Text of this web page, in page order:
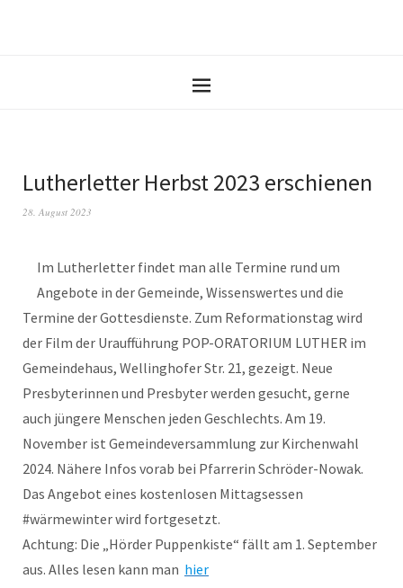
Lutherletter Herbst 2023 erschienen
28. August 2023
Im Lutherletter findet man alle Termine rund um
Angebote in der Gemeinde, Wissenswertes und die
Termine der Gottesdienste. Zum Reformationstag wird
der Film der Uraufführung POP-ORATORIUM LUTHER im
Gemeindehaus, Wellinghofer Str. 21, gezeigt. Neue
Presbyterinnen und Presbyter werden gesucht, gerne
auch jüngere Menschen jeden Geschlechts. Am 19.
November ist Gemeindeversammlung zur Kirchenwahl
2024. Nähere Infos vorab bei Pfarrerin Schröder-Nowak.
Das Angebot eines kostenlosen Mittagsessen
#wärmewinter wird fortgesetzt.
Achtung: Die „Hörder Puppenkiste“ fällt am 1. September
aus. Alles lesen kann man hier